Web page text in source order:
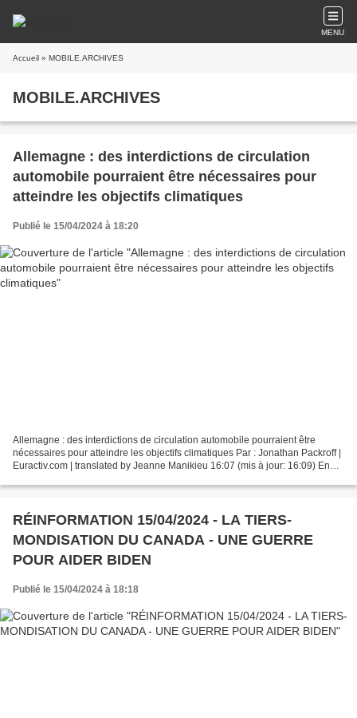
MENU
Accueil » MOBILE.ARCHIVES
MOBILE.ARCHIVES
Allemagne : des interdictions de circulation
automobile pourraient être nécessaires pour
atteindre les objectifs climatiques
Publié le 15/04/2024 à 18:20
Allemagne : des interdictions de circulation automobile pourraient être
nécessaires pour atteindre les objectifs climatiques Par : Jonathan Packroff |
Euractiv.com | translated by Jeanne Manikieu 16:07 (mis à jour: 16:09) En
RÉINFORMATION 15/04/2024 - LA TIERS-
MONDISATION DU CANADA - UNE GUERRE
POUR AIDER BIDEN
Publié le 15/04/2024 à 18:18